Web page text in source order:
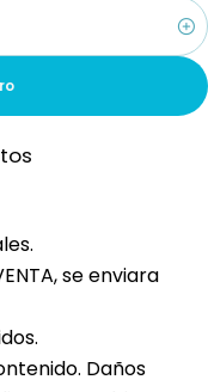
se enviara
Daños